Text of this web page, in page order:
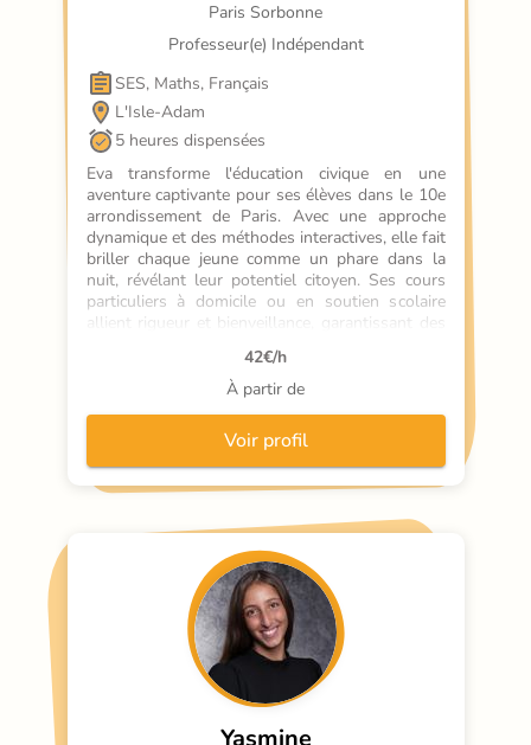
Paris Sorbonne
Professeur(e) Indépendant
SES, Maths, Français
L'Isle-Adam
5 heures dispensées
Eva transforme l'éducation civique en une
aventure captivante pour ses élèves dans le 10e
arrondissement de Paris. Avec une approche
dynamique et des méthodes interactives, elle fait
briller chaque jeune comme un phare dans la
nuit, révélant leur potentiel citoyen. Ses cours
particuliers à domicile ou en soutien scolaire
allient rigueur et bienveillance, garantissant des
progrès mesurables. Spécialiste des
programmes du collège au lycée, elle intègre des
mises en situation réelles pour ancrer les
et des outils adaptés qui rendent l'éducation
42€/h
À partir de
Voir profil
Yasmine